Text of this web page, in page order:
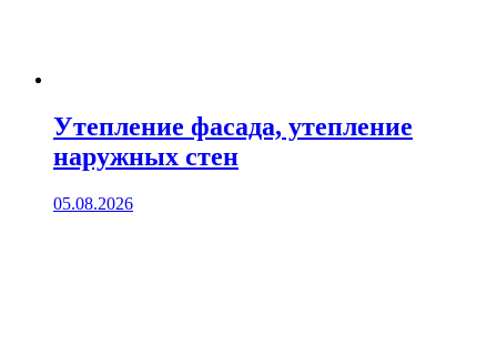
Утепление фасада, утепление
наружных стен
05.08.2026